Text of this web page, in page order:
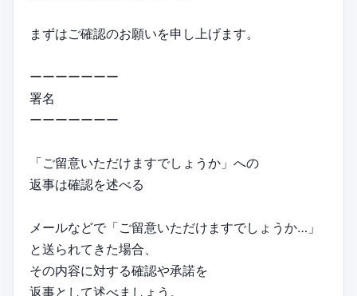
まずはご確認のお願いを申し上げます。
ーーーーーーー
署名
ーーーーーーー
「ご留意いただけますでしょうか」への
返事は確認を述べる
メールなどで「ご留意いただけますでしょうか…」
と送られてきた場合、
その内容に対する確認や承諾を
返事として述べましょう。